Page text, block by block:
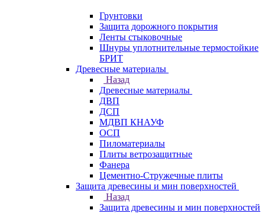
Грунтовки
Защита дорожного покрытия
Ленты стыковочные
Шнуры уплотнительные термостойкие
БРИТ
Древесные материалы
Назад
Древесные материалы
ДВП
ДСП
МДВП КНАУФ
ОСП
Пиломатериалы
Плиты ветрозащитные
Фанера
Цементно-Стружечные плиты
Защита древесины и мин поверхностей
Назад
Защита древесины и мин поверхностей